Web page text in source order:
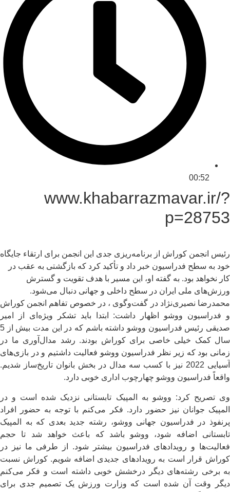
00:52
www.khabarrazmavar.ir/?
p=28753
رئیس انجمن کوراش از برنامه‌ریزی جدی این انجمن برای ارتقاء جایگاه
خود به سطح فدراسیون خبر داد و تأکید کرد که بازگشتی به عقب در
کار نخواهد بود. به گفته او، این مسیر با هدف تقویت و گسترش
ورزش‌های ملی ایران در سطح داخلی و جهانی دنبال می‌شود.
محمدرضا نصیری‌نژاد در گفت‌وگوی ، در خصوص تفاهم انجمن کوراش
و فدراسیون ووشو اظهار داشت: ابتدا باید تشکر ویژه‌ای از امیر
صدیقی رئیس فدراسیون ووشو داشته باشم که در این مدت بیش از 5
سال کمک خیلی خاصی برای کوراش بودند. رشد مدال‌آوری ما در
زمانی بود که زیر نظر فدراسیون ووشو فعالیت داشتیم و در بازی‌های
آسیایی 2022 نیز با کسب سه مدال در بخش بانوان تاریخ‌ساز شدیم.
واقعاً فدراسیون ووشو چهارچوب اداری خوبی دارد.
وی تصریح کرد: ووشو به المپیک تابستانی نزدیک شده است و در
المپیک جوانان نیز حضور دارد. فکر می‌کنم با توجه به حضور افراد
پرنفوذ در فدراسیون جهانی ووشو، رشته جدید بعدی که به المپیک
تابستانی اضافه شود، ووشو باشد که باعث خواهد شد تا حجم
فعالیت‌ها و رویدادهای فدراسیون بیشتر شود. از طرفی ما نیز در
کوراش قرار است به رویدادهای جدیدی اضافه شویم. کوراش نسبت
به برخی رشته‌های دیگر درخشش خوبی داشته است و فکر می‌کنم
دیگر وقت آن شده است که وزارت ورزش یک تصمیم جدی برای